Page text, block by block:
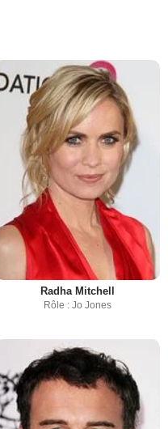
Radha Mitchell
Rôle : Jo Jones